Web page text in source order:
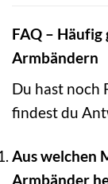
FAQ – Häufig
Armbändern
Du hast noch
findest du
Aus welchen
Armbänder